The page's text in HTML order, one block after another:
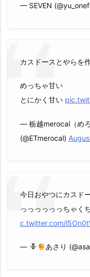
— SEVEN
カスドースとやらを
めっちゃ甘い
とにかく甘い
— 栃越merocal（め
(@ETmerocal)
今日おやつにカスド
っっっっっっちゃく
c.twitter.com/
— あさり